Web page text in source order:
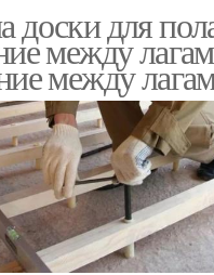
доски для
между
между